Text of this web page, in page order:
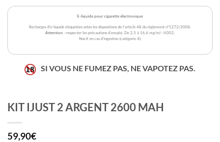
E-liquide pour cigarette électronique
Recharges d'e-liquide étiquetées selon les dispositions de l'article 48 du règlement n°1272/2008.
Attention : respecter les précautions d'emploi. De 2,5 à 16,6 mg/ml : H302.
Nocif en cas d'ingestion (catégorie 4).
SI VOUS NE FUMEZ PAS, NE VAPOTEZ PAS.
KIT IJUST 2 ARGENT 2600 MAH
59,90€